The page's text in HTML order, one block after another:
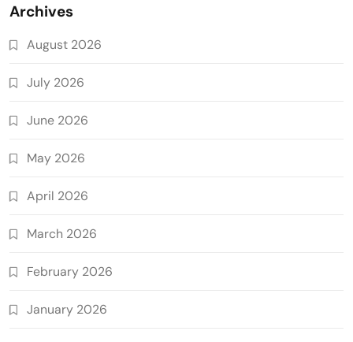
Archives
August 2026
July 2026
June 2026
May 2026
April 2026
March 2026
February 2026
January 2026